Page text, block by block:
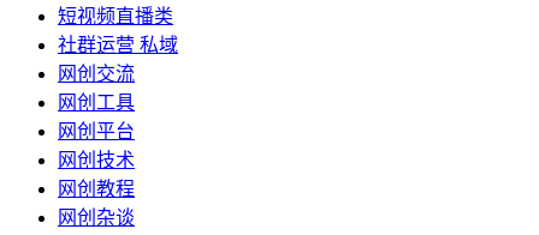
短视频直播类
社群运营 私域
网创交流
网创工具
网创平台
网创技术
网创教程
网创杂谈